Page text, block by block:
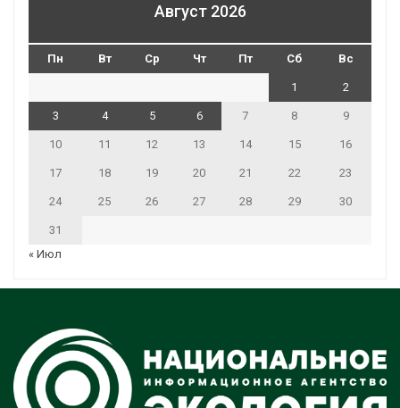
Август 2026
Пн Вт Ср Чт Пт Сб Вс
1 2
3 4 5 6 7 8 9
10 11 12 13 14 15 16
17 18 19 20 21 22 23
24 25 26 27 28 29 30
31
« Июл